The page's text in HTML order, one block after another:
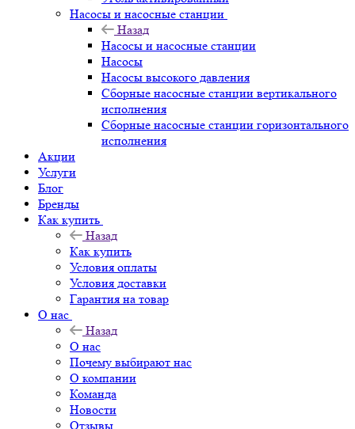
Насосы и насосные станции
Назад
Насосы и насосные станции
Насосы
Насосы высокого давления
Сборные насосные станции вертикального
исполнения
Сборные насосные станции горизонтального
исполнения
Акции
Услуги
Блог
Бренды
Как купить
Назад
Как купить
Условия оплаты
Условия доставки
Гарантия на товар
О нас
Назад
О нас
Почему выбирают нас
О компании
Команда
Новости
Отзывы